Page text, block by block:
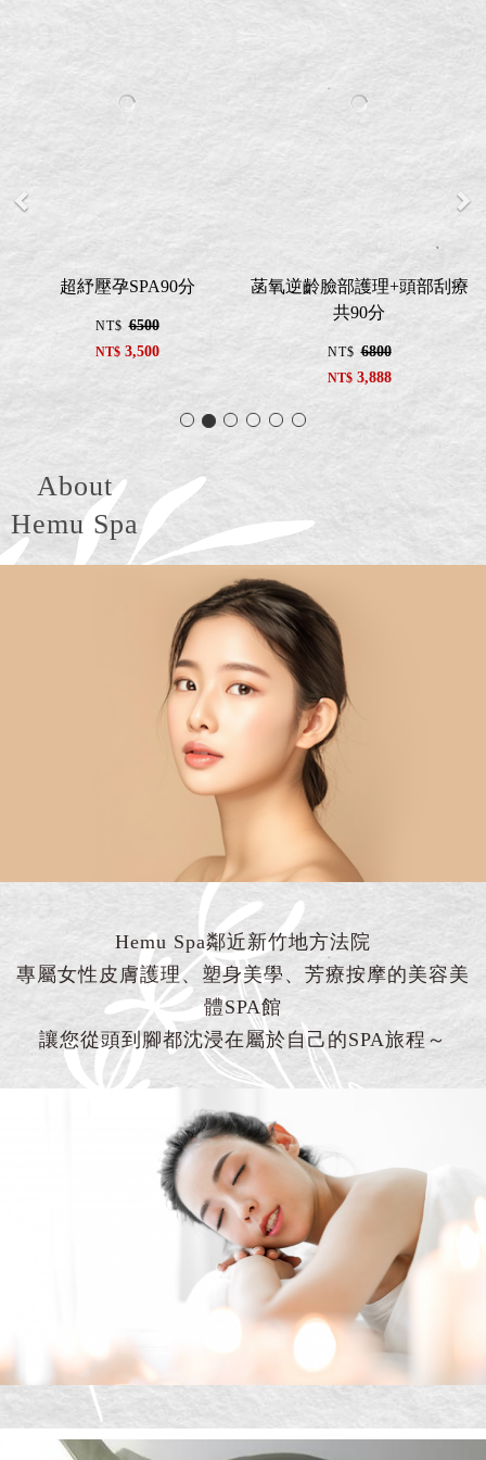
超紓壓孕SPA90分
NT$ 6500
NT$3,500
菡氧逆齡臉部護理+頭部刮療
共90分
NT$ 6800
NT$3,888
About
Hemu Spa
Hemu Spa鄰近新竹地方法院
專屬女性皮膚護理、塑身美學、芳療按摩的美容美
體SPA館
讓您從頭到腳都沈浸在屬於自己的SPA旅程～